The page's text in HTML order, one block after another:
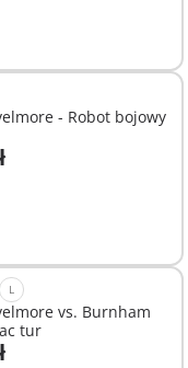
- Robot bojowy
L
vs. Burnham
tur